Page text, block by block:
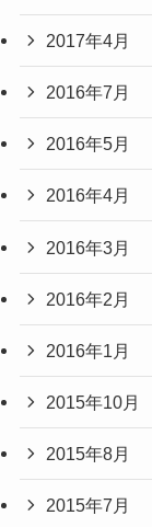
2017年4月
2016年7月
2016年5月
2016年4月
2016年3月
2016年2月
2016年1月
2015年10月
2015年8月
2015年7月